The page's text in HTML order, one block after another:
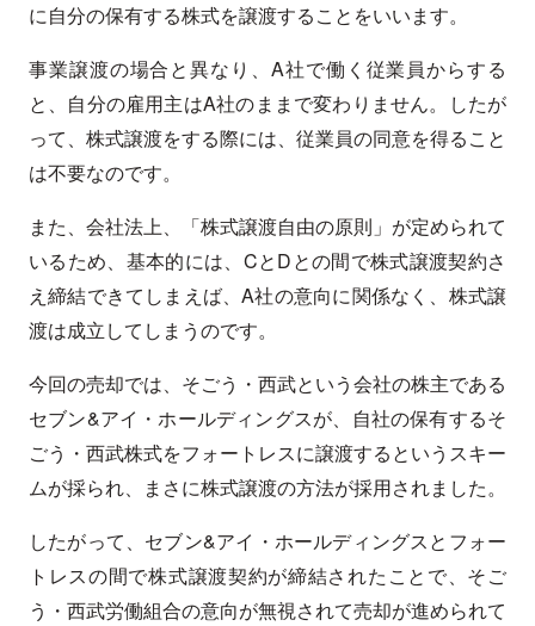
に自分の保有する株式を譲渡することをいいます。
事業譲渡の場合と異なり、A社で働く従業員からする
と、自分の雇用主はA社のままで変わりません。したが
って、株式譲渡をする際には、従業員の同意を得ること
は不要なのです。
また、会社法上、「株式譲渡自由の原則」が定められて
いるため、基本的には、CとDとの間で株式譲渡契約さ
え締結できてしまえば、A社の意向に関係なく、株式譲
渡は成立してしまうのです。
今回の売却では、そごう・西武という会社の株主である
セブン&アイ・ホールディングスが、自社の保有するそ
ごう・西武株式をフォートレスに譲渡するというスキー
ムが採られ、まさに株式譲渡の方法が採用されました。
したがって、セブン&アイ・ホールディングスとフォー
トレスの間で株式譲渡契約が締結されたことで、そご
う・西武労働組合の意向が無視されて売却が進められて